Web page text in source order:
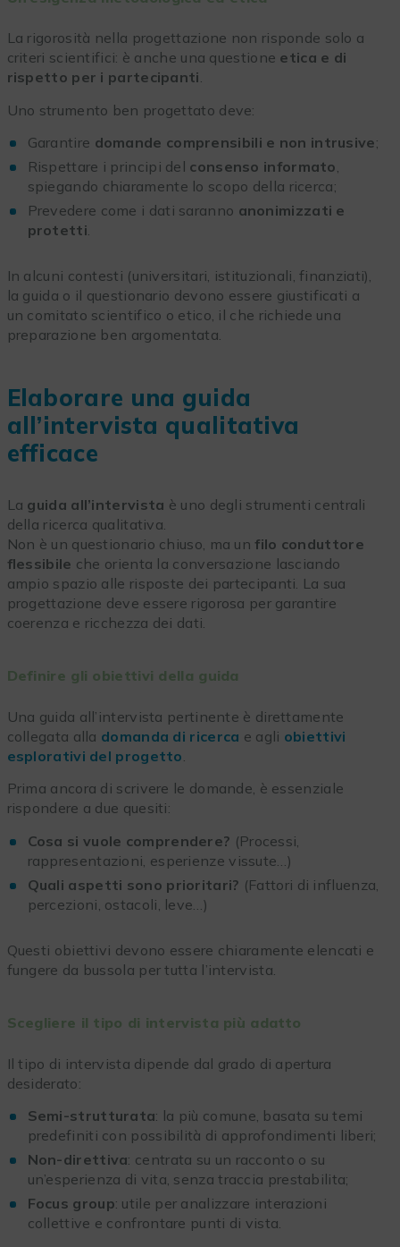
La rigorosità nella progettazione non risponde solo a
criteri scientifici: è anche una questione etica e di
rispetto per i partecipanti.
Uno strumento ben progettato deve:
Garantire domande comprensibili e non intrusive;
Rispettare i principi del consenso informato
spiegando chiaramente lo scopo della ricerca;
Prevedere come i dati saranno anonimizzati e
protetti
In alcuni contesti (universitari, istituzionali, finanziati),
la guida o il questionario devono essere giustificati a
un comitato scientifico o etico, il che richiede una
preparazione ben argomentata.
Elaborare una guida
all’intervista qualitativa
efficace
La guida all’intervista è uno degli strumenti centrali
della ricerca qualitativa.
Non è un questionario chiuso, ma un filo conduttore
flessibile che orienta la conversazione lasciando
ampio spazio alle risposte dei partecipanti. La sua
progettazione deve essere rigorosa per garantire
coerenza e ricchezza dei dati.
Definire gli obiettivi della guida
Una guida all’intervista pertinente è direttamente
collegata alla domanda di ricerca e agli obiettivi
esplorativi del progetto
Prima ancora di scrivere le domande, è essenziale
rispondere a due quesiti:
Cosa si vuole comprendere? (Processi,
rappresentazioni, esperienze vissute…)
Quali aspetti sono prioritari? (Fattori di influenza,
percezioni, ostacoli, leve…)
Questi obiettivi devono essere chiaramente elencati e
fungere da bussola per tutta l’intervista.
Scegliere il tipo di intervista più adatto
Il tipo di intervista dipende dal grado di apertura
desiderato:
Semi-strutturata: la più comune, basata su temi
predefiniti con possibilità di approfondimenti liberi;
Non-direttiva: centrata su un racconto o su
un’esperienza di vita, senza traccia prestabilita;
Focus group: utile per analizzare interazioni
collettive e confrontare punti di vista.